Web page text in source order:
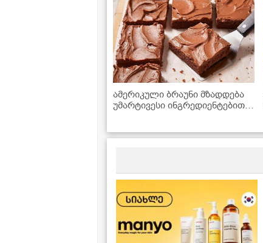
ამერიკული ბრაუნი მზადდება
უმარტივესი ინგრედიენტებით,